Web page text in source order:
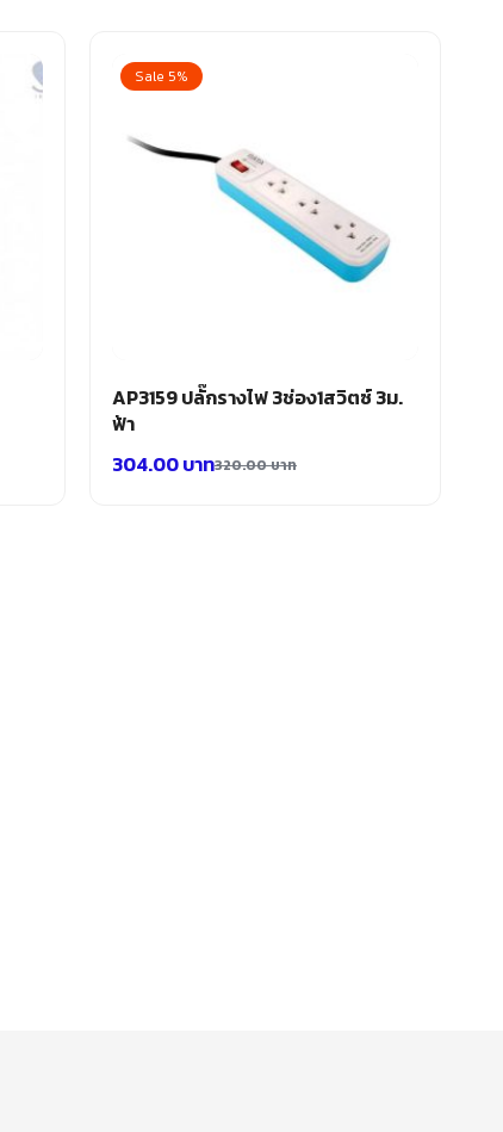
Sale 5%
AP3159 ปลั๊กรางไฟ 3ช่อง1สวิตซ์ 3ม.
ฟ้า
320.00บาท
304.00บาท